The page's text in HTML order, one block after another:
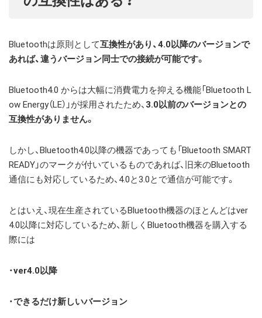
Bluetoothは原則として互換性があり、4.0以降のバージョンで
あれば、違うバージョン同士での接続が可能です。
Bluetooth4.0 からは大幅に消費電力を抑える機能「Bluetooth L
ow Energy（LE）」が採用されたため、 3.0以前のバージョンとの
互換性がありません。
しかし、Bluetooth4.0以降の機器であっても「Bluetooth SMART
READY」のマークが付いているものであれば、旧来のBluetooth
通信にも対応しているため、4.0と3.0とで通信が可能です。
とはいえ、現在生産されているBluetooth機器のほとんどはver
4.0以降に対応しているため、新しくBluetooth機器を購入する
際には
・ver4.0以降
・できるだけ新しいバージョン